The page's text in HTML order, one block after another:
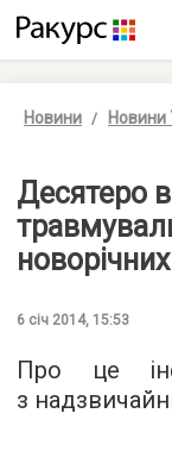
Новини Новини
Десятеро
6 січ 2014, 15:53
Про це
з